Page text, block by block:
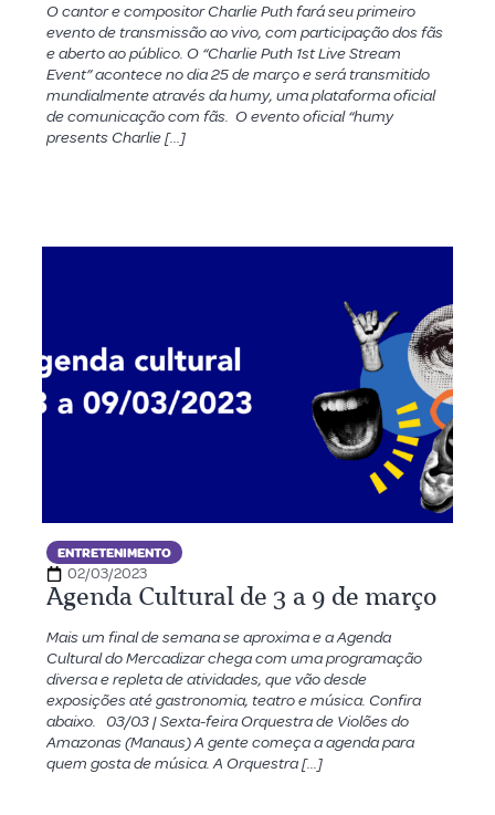
O cantor e compositor Charlie Puth fará seu primeiro
evento de transmissão ao vivo, com participação dos fãs
e aberto ao público. O “Charlie Puth 1st Live Stream
Event” acontece no dia 25 de março e será transmitido
mundialmente através da humy, uma plataforma oficial
de comunicação com fãs. O evento oficial “humy
presents Charlie […]
ENTRETENIMENTO
02/03/2023
Agenda Cultural de 3 a 9 de março
Mais um final de semana se aproxima e a Agenda
Cultural do Mercadizar chega com uma programação
diversa e repleta de atividades, que vão desde
exposições até gastronomia, teatro e música. Confira
abaixo. 03/03 | Sexta-feira Orquestra de Violões do
Amazonas (Manaus) A gente começa a agenda para
quem gosta de música. A Orquestra […]